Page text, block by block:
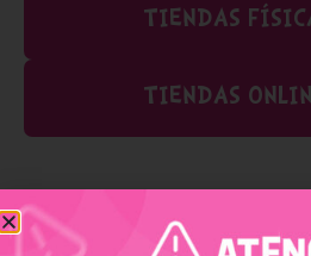
TIENDAS
TIENDAS